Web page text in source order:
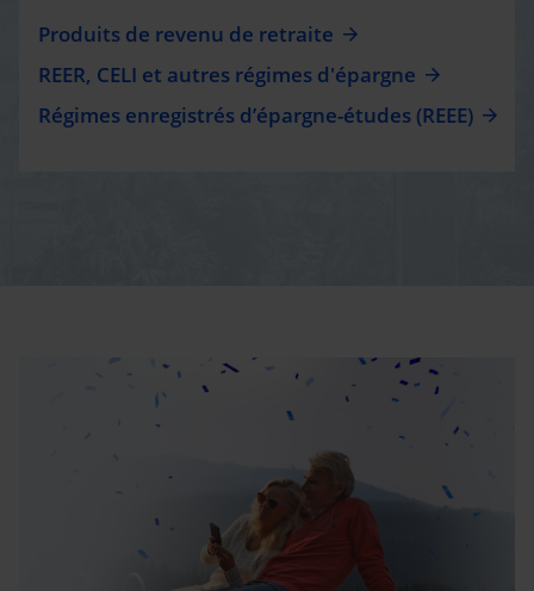
Produits de revenu de retraite
REER, CELI et autres régimes d'épargne
Régimes enregistrés d’épargne-études (REEE)